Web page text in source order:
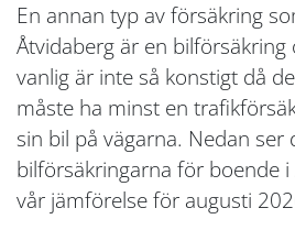
En annan typ av försäkring
Åtvidaberg är en
vanlig är inte så konstigt då
måste ha minst en
sin bil på vägarna. Nedan ser
bilförsäkringarna för boende
vår jämförelse för augusti